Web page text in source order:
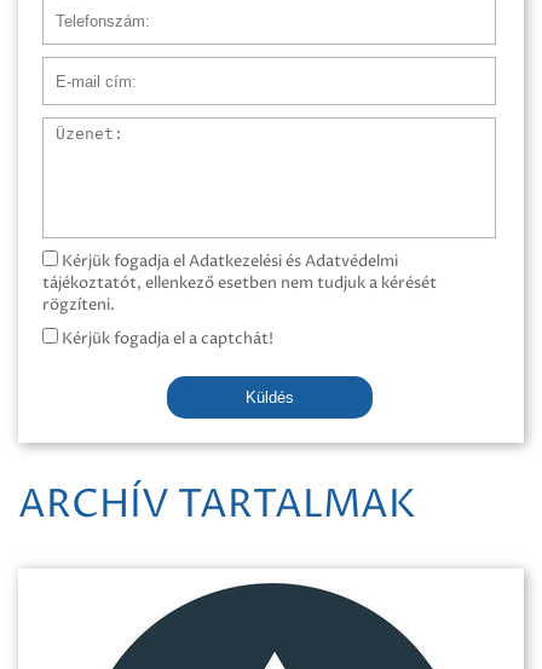
Üzenet
Kérjük fogadja el Adatkezelési és Adatvédelmi
tájékoztatót, ellenkező esetben nem tudjuk a kérését
rögzíteni.
Kérjük fogadja el a captchát!
Küldés
ARCHÍV TARTALMAK